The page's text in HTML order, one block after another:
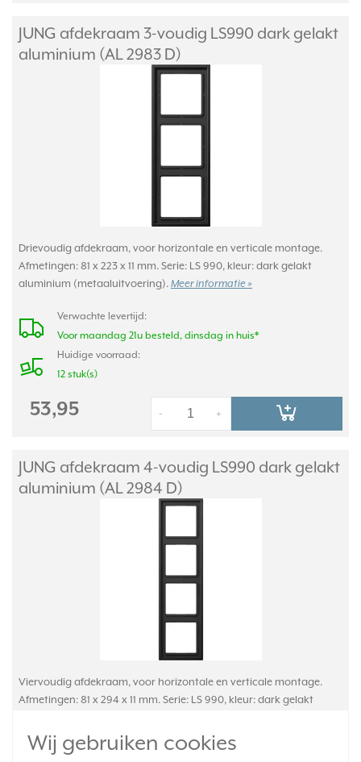
Wij gebruiken cookies
JUNG afdekraam 3-voudig LS990 dark gelakt
aluminium (AL 2983 D)
Drievoudig afdekraam, voor horizontale en verticale montage.
Afmetingen: 81 x 223 x 11 mm. Serie: LS 990, kleur: dark gelakt
aluminium (metaaluitvoering). Meer informatie »
Verwachte levertijd:
Voor maandag 21u besteld, dinsdag in huis*
Huidige voorraad:
12 stuk(s)
53,95 +
-
JUNG afdekraam 4-voudig LS990 dark gelakt
aluminium (AL 2984 D)
Viervoudig afdekraam, voor horizontale en verticale montage.
Afmetingen: 81 x 294 x 11 mm. Serie: LS 990, kleur: dark gelakt
Verwachte levertijd: